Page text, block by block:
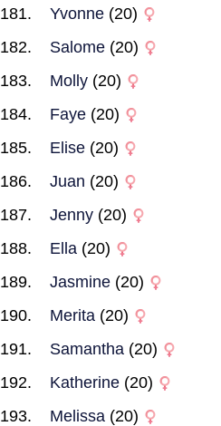
Yvonne (20)
Salome (20)
Molly (20)
Faye (20)
Elise (20)
Juan (20)
Jenny (20)
Ella (20)
Jasmine (20)
Merita (20)
Samantha (20)
Katherine (20)
Melissa (20)